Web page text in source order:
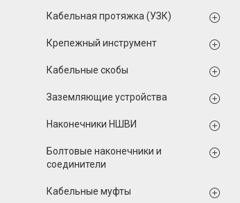
Кабельная протяжка (УЗК)
Крепежный инструмент
Кабельные скобы
Заземляющие устройства
Наконечники НШВИ
Болтовые наконечники и
соединители
Кабельные муфты